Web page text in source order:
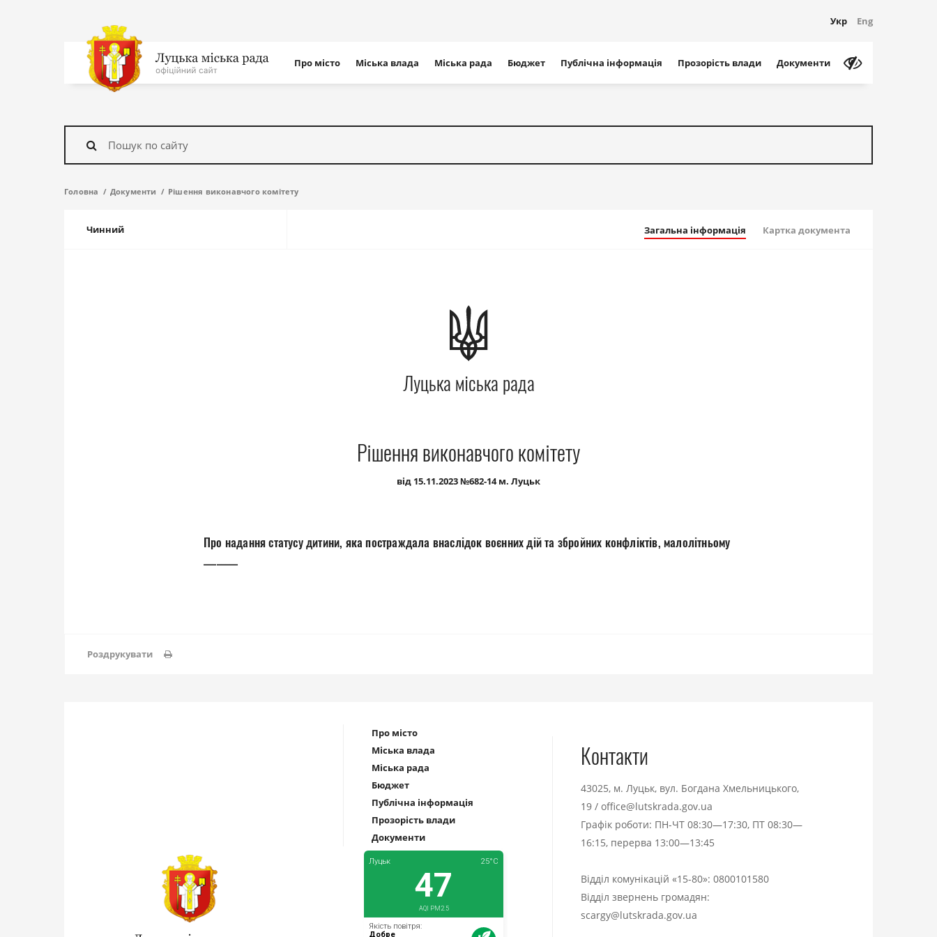
Укр Eng
На
головну
сайту
Про місто Міська влада Міська рада Бюджет Публічна інформація Прозорість влади Документи
Знайти
Головна Документи Рішення виконавчого комітету
Чинний Загальна інформація Картка документа
Луцька міська рада
Рішення виконавчого комітету
від 15.11.2023 №682-14 м. Луцьк
Про надання статусу дитини, яка постраждала внаслідок воєнних дій та збройних конфліктів, малолітньому
Роздрукувати
Про місто
Міська влада
Міська рада
Бюджет
Публічна інформація
Прозорість влади
Документи
Контакти
43025, м. Луцьк, вул. Богдана Хмельницького,
19 / office@lutskrada.gov.ua
Графік роботи: ПН-ЧТ 08:30—17:30, ПТ 08:30—
16:15, перерва 13:00—13:45
Відділ комунікацій «15-80»: 0800101580
Відділ звернень громадян:
scargy@lutskrada.gov.ua